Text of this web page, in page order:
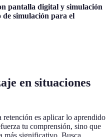
pantalla digital y simulación
simulación para el
en situaciones
es aplicar lo aprendido
tu comprensión, sino que